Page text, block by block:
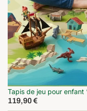
Tapis de jeu pour enfant
119,90 €